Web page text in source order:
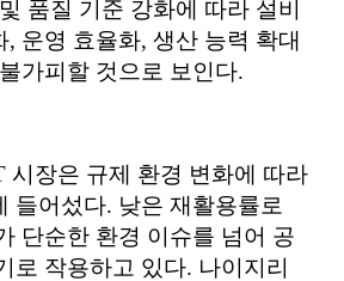
품질 기준 강화에 따라 설비
, 운영 효율화, 생산 능력 확대
가피할 것으로 보인다.
시장은 규제 환경 변화에 따라
들어섰다. 낮은 재활용률로
단순한 환경 이슈를 넘어 공
로 작용하고 있다. 나이지리